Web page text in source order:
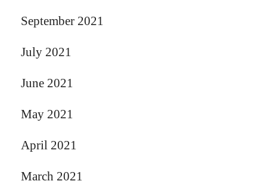
September 2021
July 2021
June 2021
May 2021
April 2021
March 2021